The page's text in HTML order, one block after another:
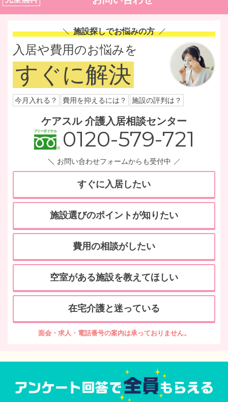
施設探しでお悩みの方
入居や費用のお悩みを
すぐに解決
今月入れる？ 費用を抑えるには？ 施設の評判は？
ケアスル 介護入居相談センター
0120-579-721
お問い合わせフォームからも受付中
すぐに入居したい
施設選びのポイントが知りたい
費用の相談がしたい
空室がある施設を教えてほしい
在宅介護と迷っている
面会・求人・電話番号の案内は承っておりません。